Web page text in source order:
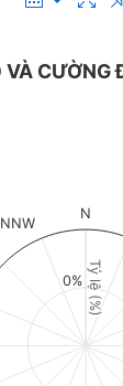
Tỷ lệ (%)
CƯỜNG
N
NNW
0%